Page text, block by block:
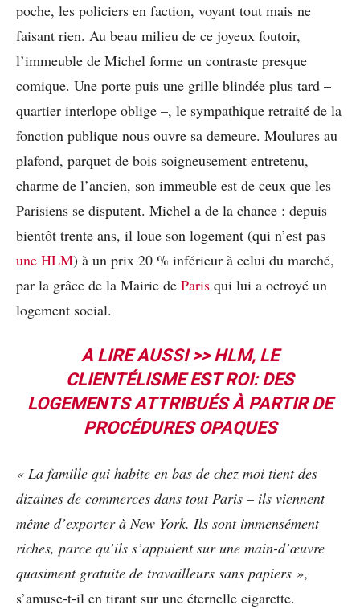
poche, les policiers en faction, voyant tout mais ne
faisant rien. Au beau milieu de ce joyeux foutoir,
l’immeuble de Michel forme un contraste presque
comique. Une porte puis une grille blindée plus tard –
quartier interlope oblige –, le sympathique retraité de la
fonction publique nous ouvre sa demeure. Moulures au
plafond, parquet de bois soigneusement entretenu,
charme de l’ancien, son immeuble est de ceux que les
Parisiens se disputent. Michel a de la chance : depuis
bientôt trente ans, il loue son logement (qui n’est pas
une HLM) à un prix 20 % inférieur à celui du marché,
par la grâce de la Mairie de Paris qui lui a octroyé un
logement social.
A LIRE AUSSI >>HLM, LE
CLIENTÉLISME EST ROI: DES
LOGEMENTS ATTRIBUÉS À PARTIR DE
PROCÉDURES OPAQUES
« La famille qui habite en bas de chez moi tient des
dizaines de commerces dans tout Paris – ils viennent
même d’exporteràNew York. Ils sont immensément
riches, parce qu’ils s’appuient sur une main-d’œuvre
quasiment gratuite de travailleurs sans papiers »,
s’amuse-t-il en tirant sur une éternelle cigarette.